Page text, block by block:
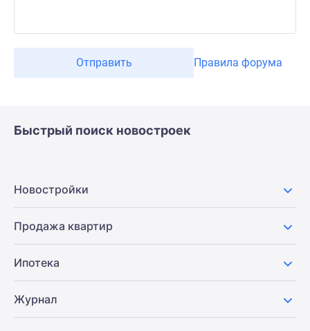
Отправить Правила форума
Быстрый поиск новостроек
Новостройки
Продажа квартир
Ипотека
Журнал